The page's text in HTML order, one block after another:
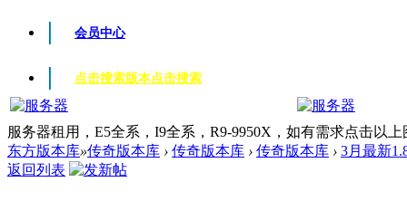
会员中心
点击搜索版本点击搜索
服务器租用，E5全系，I9全系，R9-9950X，如有需求点击以
东方版本库»传奇版本库 › 传奇版本库 › 传奇版本库 › 3月最新
返回列表